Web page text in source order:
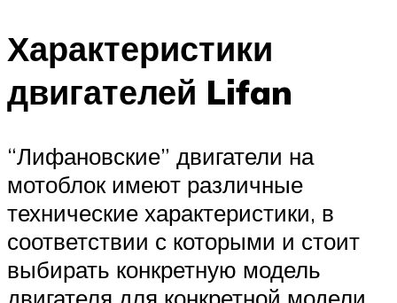
Характеристики
двигателей Lifan
“Лифановские” двигатели на
мотоблок имеют различные
технические характеристики, в
соответствии с которыми и стоит
выбирать конкретную модель